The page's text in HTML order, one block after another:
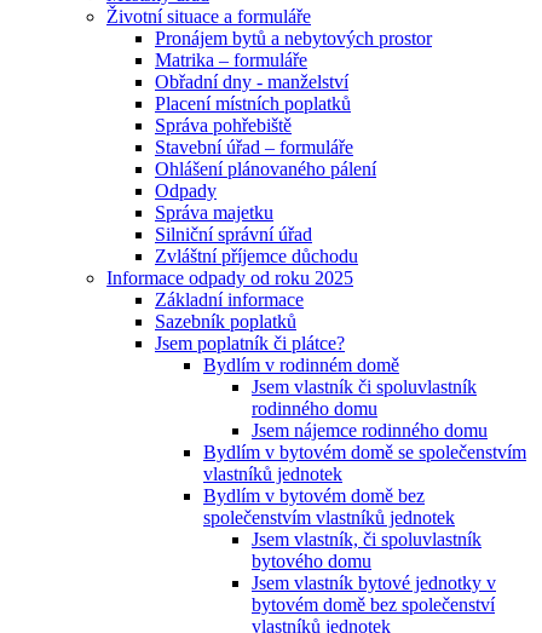
Životní situace a formuláře
Pronájem bytů a nebytových prostor
Matrika – formuláře
Obřadní dny - manželství
Placení místních poplatků
Správa pohřebiště
Stavební úřad – formuláře
Ohlášení plánovaného pálení
Odpady
Správa majetku
Silniční správní úřad
Zvláštní příjemce důchodu
Informace odpady od roku 2025
Základní informace
Sazebník poplatků
Jsem poplatník či plátce?
Bydlím v rodinném domě
Jsem vlastník či spoluvlastník
rodinného domu
Jsem nájemce rodinného domu
Bydlím v bytovém domě se společenstvím
vlastníků jednotek
Bydlím v bytovém domě bez
společenstvím vlastníků jednotek
Jsem vlastník, či spoluvlastník
bytového domu
Jsem vlastník bytové jednotky v
bytovém domě bez společenství
vlastníků jednotek